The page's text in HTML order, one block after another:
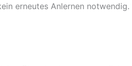
erneutes Anlernen notwendig.